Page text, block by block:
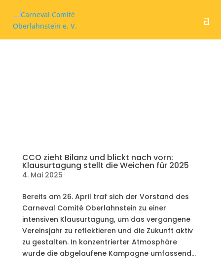
CCO zieht Bilanz und blickt nach vorn:
Klausurtagung stellt die Weichen für 2025
4. Mai 2025
Bereits am 26. April traf sich der Vorstand des
Carneval Comité Oberlahnstein zu einer
intensiven Klausurtagung, um das vergangene
Vereinsjahr zu reflektieren und die Zukunft aktiv
zu gestalten. In konzentrierter Atmosphäre
wurde die abgelaufene Kampagne umfassend...